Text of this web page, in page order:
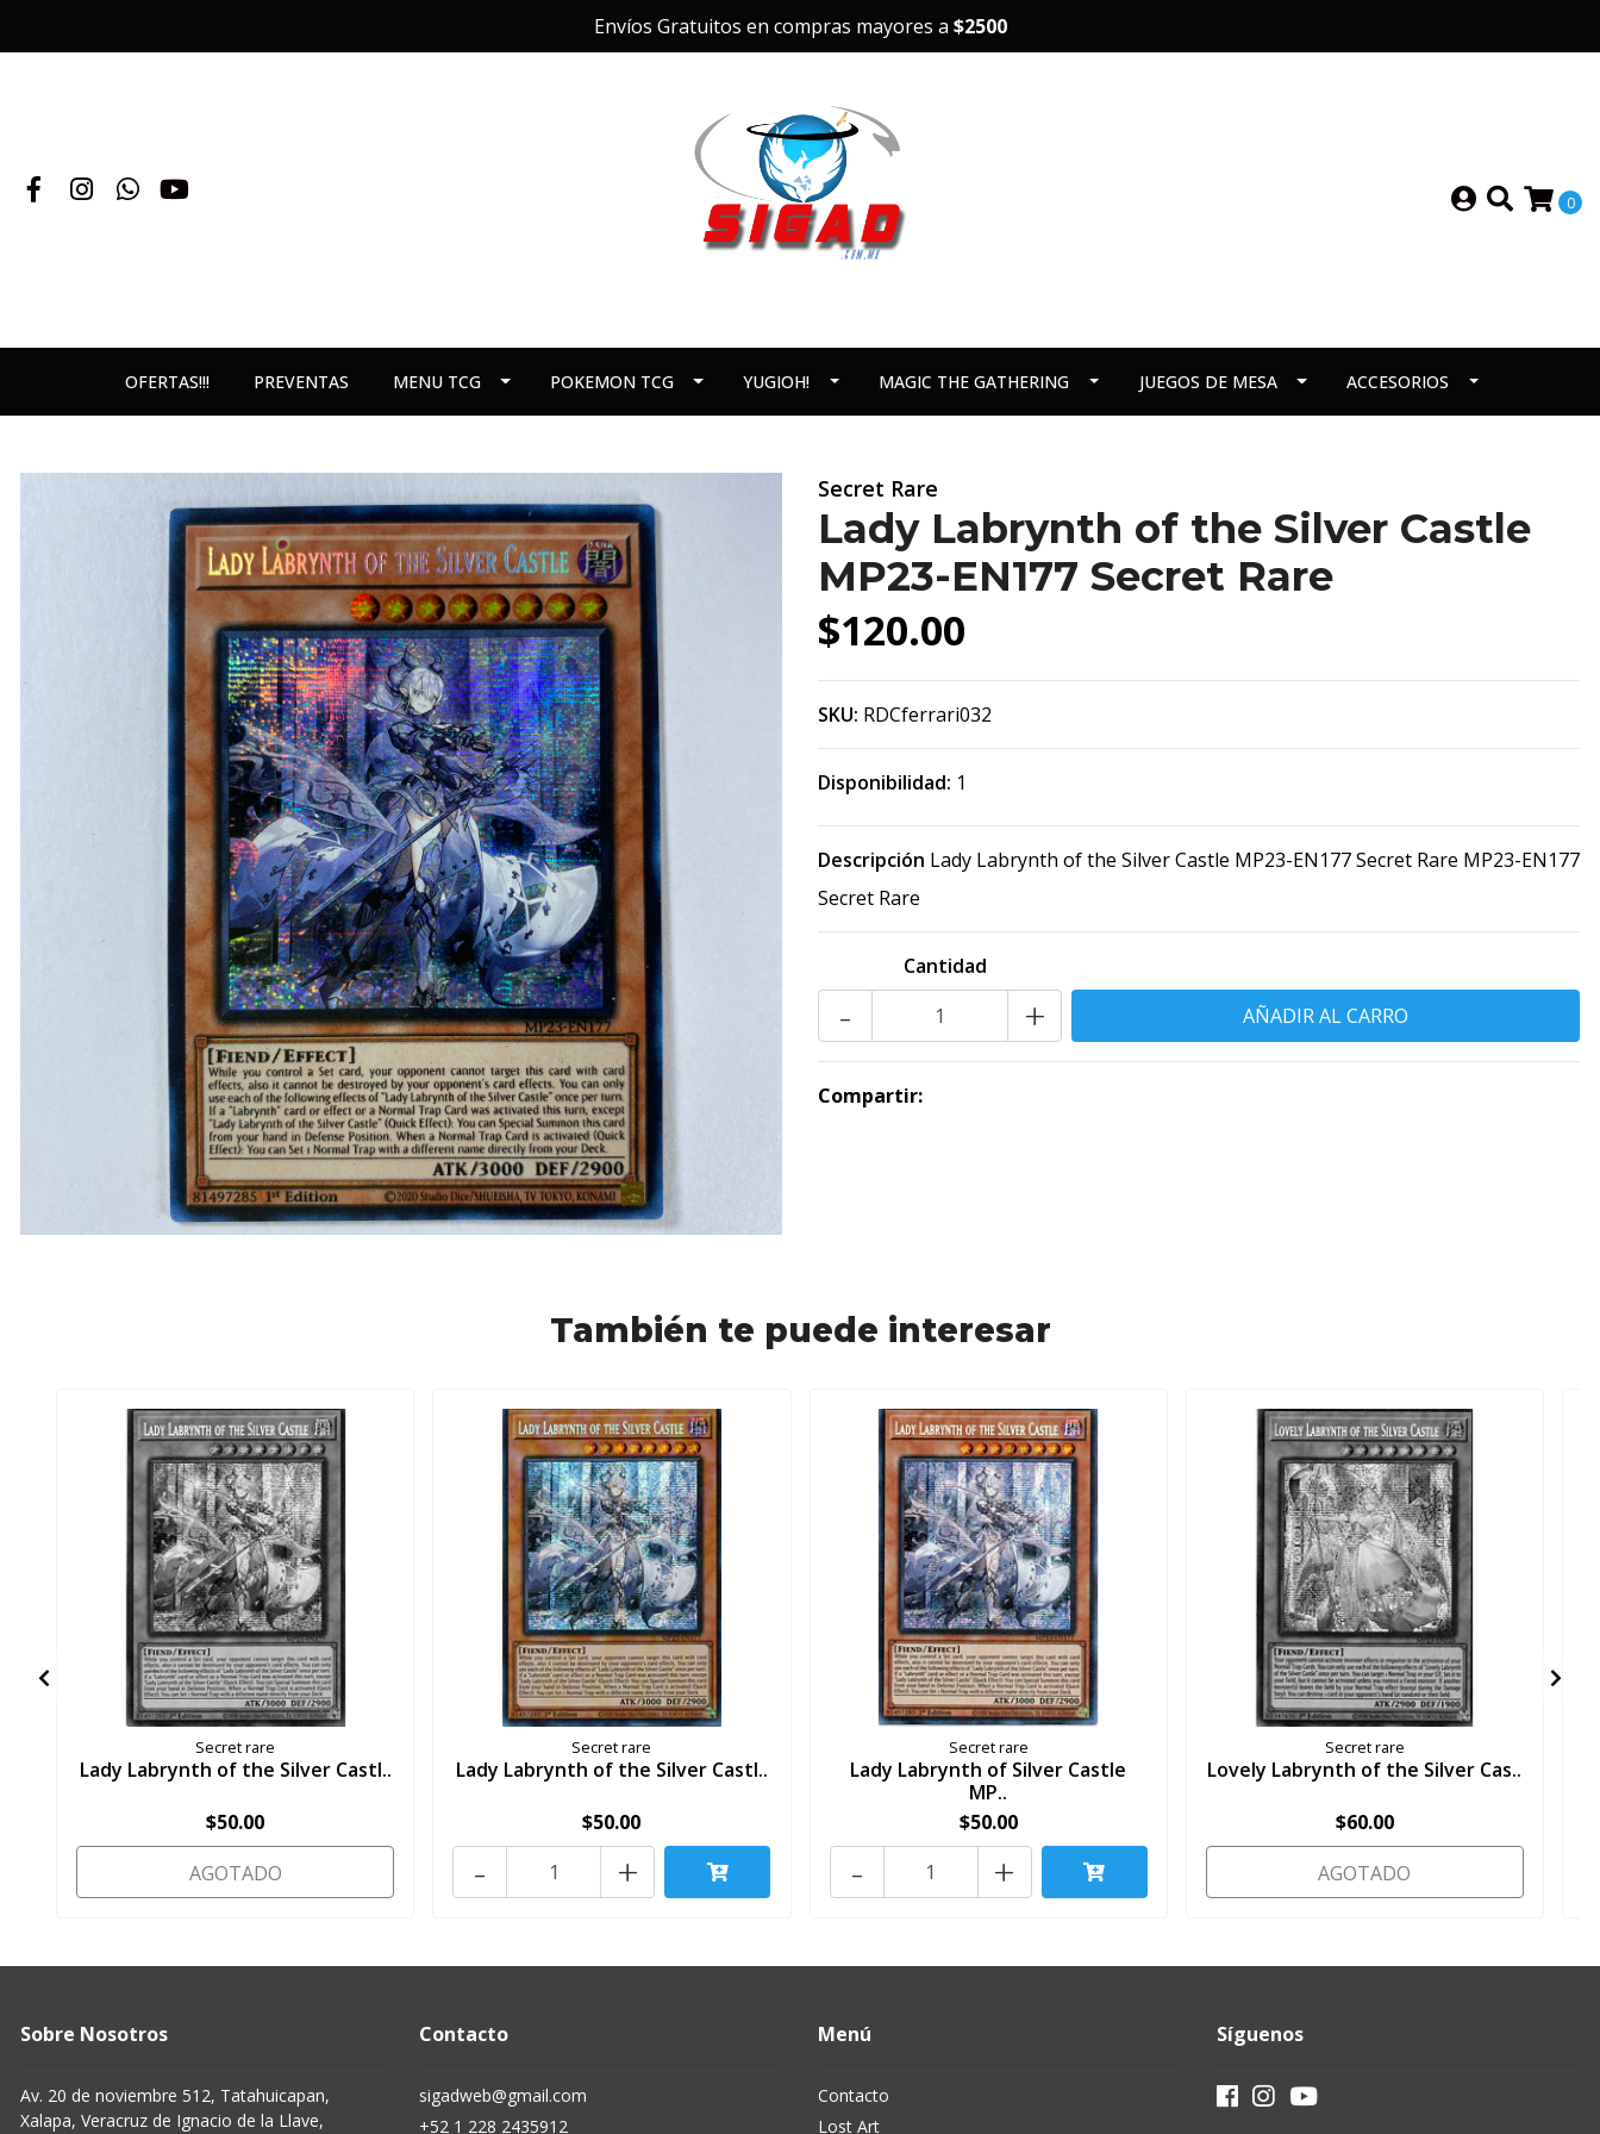
Envíos Gratuitos en compras mayores a $2500
0
OFERTAS!!! PREVENTAS MENU TCG POKEMON TCG YUGIOH! MAGIC THE GATHERING JUEGOS DE MESA ACCESORIOS
Secret Rare
Lady Labrynth of the Silver Castle
MP23-EN177 Secret Rare
$120.00
SKU: RDCferrari032
Disponibilidad: 1
Descripción Lady Labrynth of the Silver Castle MP23-EN177 Secret Rare MP23-EN177
Secret Rare
Cantidad
+
-
Compartir:
También te puede interesar
Secret rare
Lady Labrynth of the Silver Castl..
$50.00
AGOTADO
Secret rare
Lady Labrynth of the Silver Castl..
$50.00
+
-
Secret rare
Lady Labrynth of Silver Castle
MP..
$50.00
+
-
Secret rare
Lovely Labrynth of the Silver Cas..
$60.00
AGOTADO
Sobre Nosotros
Av. 20 de noviembre 512, Tatahuicapan,
Xalapa, Veracruz de Ignacio de la Llave,
Contacto
sigadweb@gmail.com
+52 1 228 2435912
Menú
Contacto
Lost Art
Síguenos